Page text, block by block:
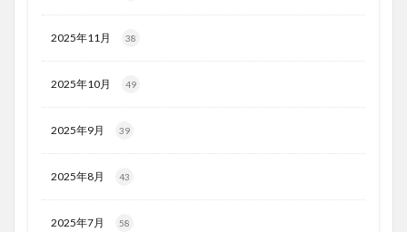
2025年11月 38
2025年10月 49
2025年9月 39
2025年8月 43
2025年7月 58